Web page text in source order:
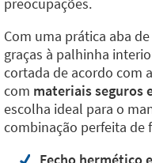
Com uma prática aba
graças à palhinha
cortada de acordo com
com materiais seguros
escolha ideal para o
combinação perfeita de
Fecho hermético